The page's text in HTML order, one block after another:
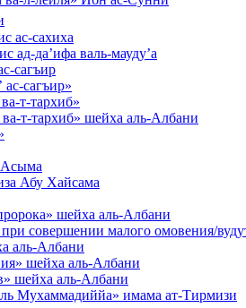
ас-сахиха
ад-да’ифа валь-мауду’а
сагъир
сагъир»
т-тархиб»
т-тархиб» шейха аль-Албани
Абу Хайсама
шейха аль-Албани
совершении малого омовения/
аль-Албани
шейха аль-Албани
шейха аль-Албани
Мухаммадиййа» имама ат-Тирмизи